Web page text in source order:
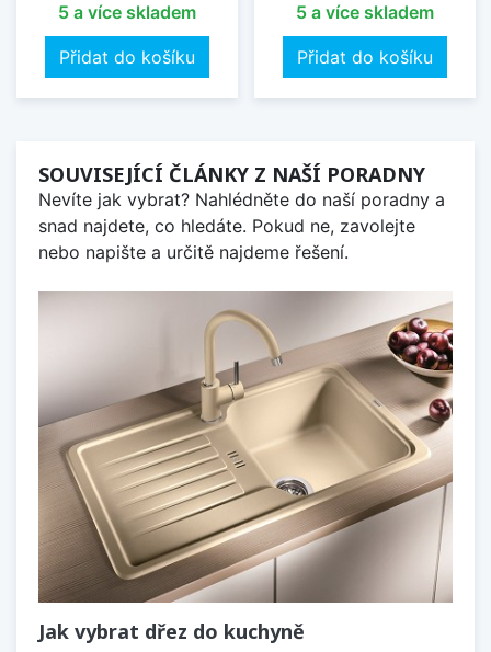
5 a více skladem
Přidat do košíku
5 a více skladem
Přidat do košíku
SOUVISEJÍCÍ ČLÁNKY Z NAŠÍ PORADNY
Nevíte jak vybrat? Nahlédněte do naší poradny a
snad najdete, co hledáte. Pokud ne, zavolejte
nebo napište a určitě najdeme řešení.
Jak vybrat dřez do kuchyně